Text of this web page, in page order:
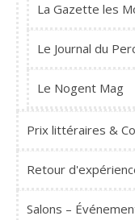
La Gazette les
Le Journal du
Le Nogent Mag
Prix littéraires &
Retour
Salons –